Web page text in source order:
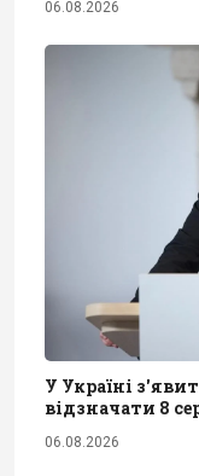
06.08.2026
У Україні
відзначати 8
06.08.2026